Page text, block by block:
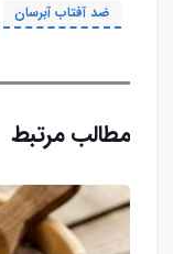
ضد آفتاب آبرسان
مطالب مرتبط